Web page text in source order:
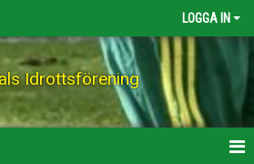
LOGGA IN
Idrottsförening